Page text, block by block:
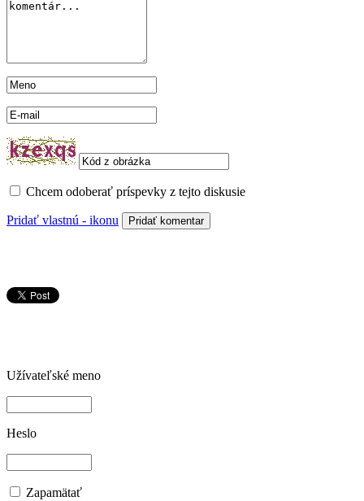
Chcem odoberať príspevky z tejto diskusie
Pridať vlastnú - ikonu
Užívateľské meno
Heslo
Zapamätať